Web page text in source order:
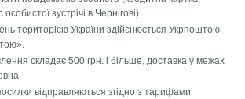
зустрічі в Чернігові).
територією України здійснюється Укрпоштою
складає 500 грн. і більше, доставка у межах
відправляються згідно з тарифами